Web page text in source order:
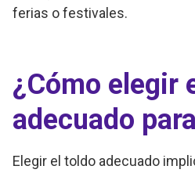
ferias o festivales.
¿Cómo elegir
adecuado
Elegir el toldo adecuado